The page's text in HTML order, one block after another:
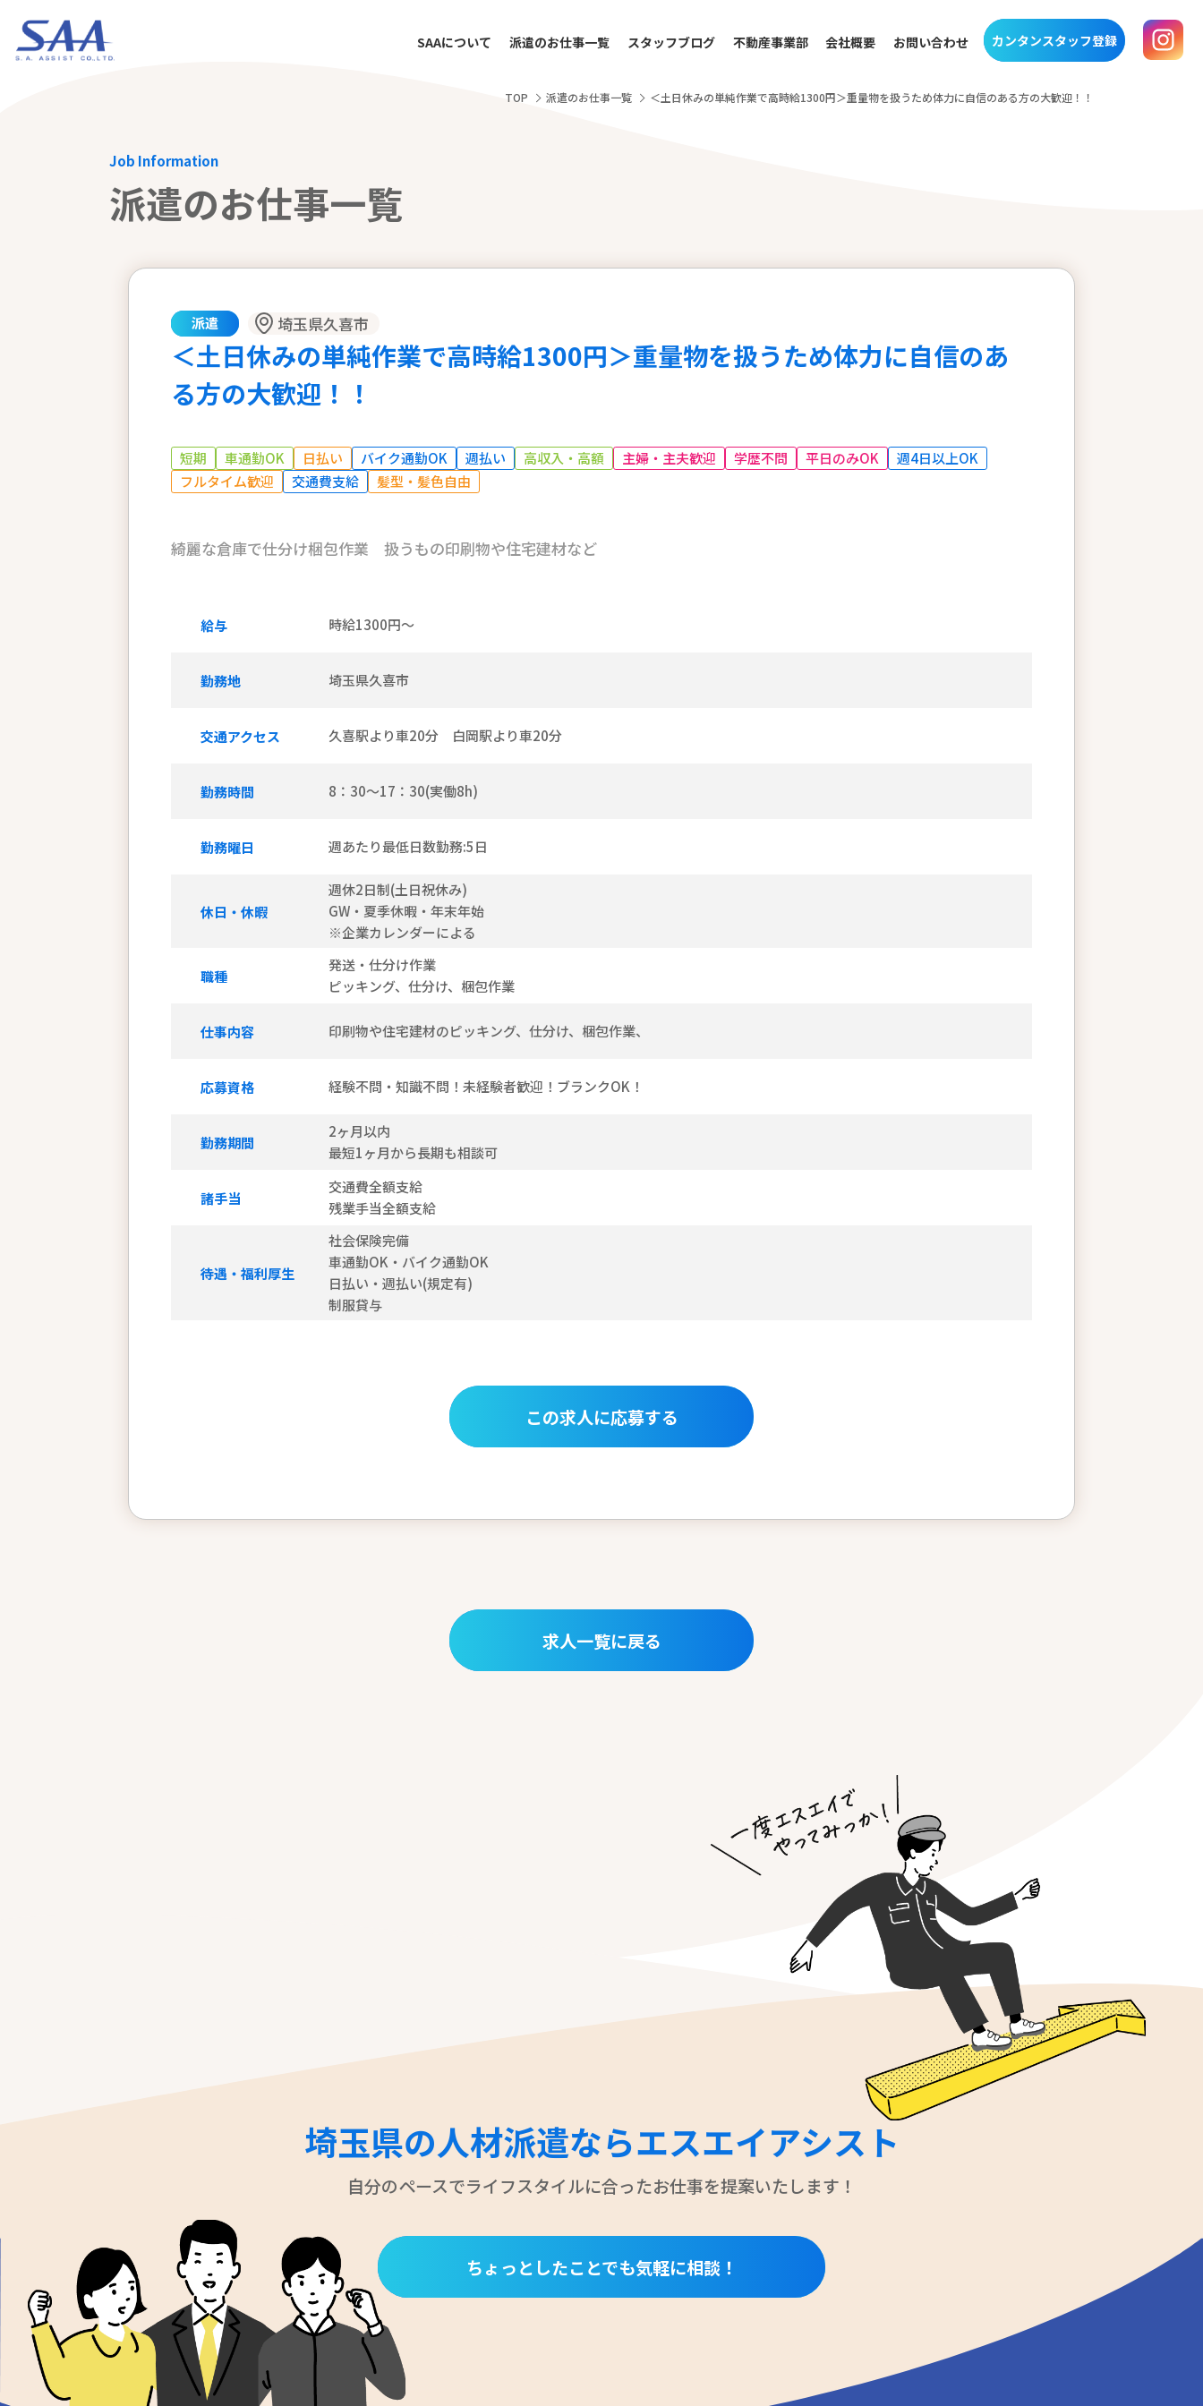
SAAについて 派遣のお仕事一覧 スタッフブログ 不動産事業部 会社概要 お問い合わせ カンタンスタッフ登録
TOP 派遣のお仕事一覧 ＜土日休みの単純作業で高時給1300円＞重量物を扱うため体力に自信のある方の大歓迎！！
Job Information
派遣のお仕事一覧
派遣 埼玉県久喜市
＜土日休みの単純作業で高時給1300円＞重量物を扱うため体力に自信のあ
る方の大歓迎！！
短期 車通勤OK 日払い バイク通勤OK 週払い 高収入・高額 主婦・主夫歓迎 学歴不問 平日のみOK
週4日以上OK
フルタイム歓迎
交通費支給 髪型・髪色自由
綺麗な倉庫で仕分け梱包作業 扱うもの印刷物や住宅建材など
給与 時給1300円～
勤務地 埼玉県久喜市
交通アクセス 久喜駅より車20分 白岡駅より車20分
勤務時間 8：30～17：30(実働8h)
勤務曜日 週あたり最低日数勤務:5日
休日・休暇
週休2日制(土日祝休み)
GW・夏季休暇・年末年始
※企業カレンダーによる
職種
発送・仕分け作業
ピッキング、仕分け、梱包作業
仕事内容 印刷物や住宅建材のピッキング、仕分け、梱包作業、
応募資格 経験不問・知識不問！未経験者歓迎！ブランクOK！
勤務期間
2ヶ月以内
最短1ヶ月から長期も相談可
諸手当
交通費全額支給
残業手当全額支給
待遇・福利厚生
社会保険完備
車通勤OK・バイク通勤OK
日払い・週払い(規定有)
制服貸与
この求人に応募する
求人一覧に戻る
埼玉県の人材派遣ならエスエイアシスト
自分のペースでライフスタイルに合ったお仕事を提案いたします！
ちょっとしたことでも気軽に相談！